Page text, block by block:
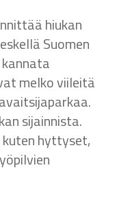
hiukan
Suomen
melko viileitä
sijainnista.
hyttyset,